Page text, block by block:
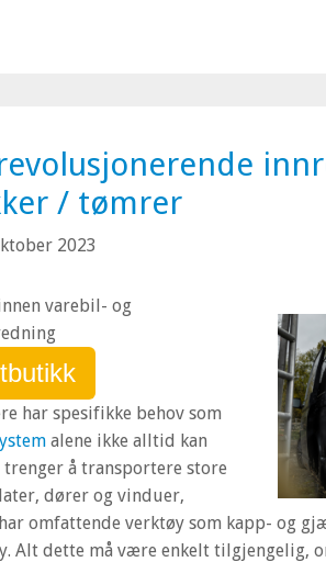
/ tømrer
2023
varebil- og
har spesifikke behov som
alene ikke alltid kan
å transportere store
dører og vinduer,
omfattende verktøy som kapp- og
Alt dette må være enkelt tilgjengelig,